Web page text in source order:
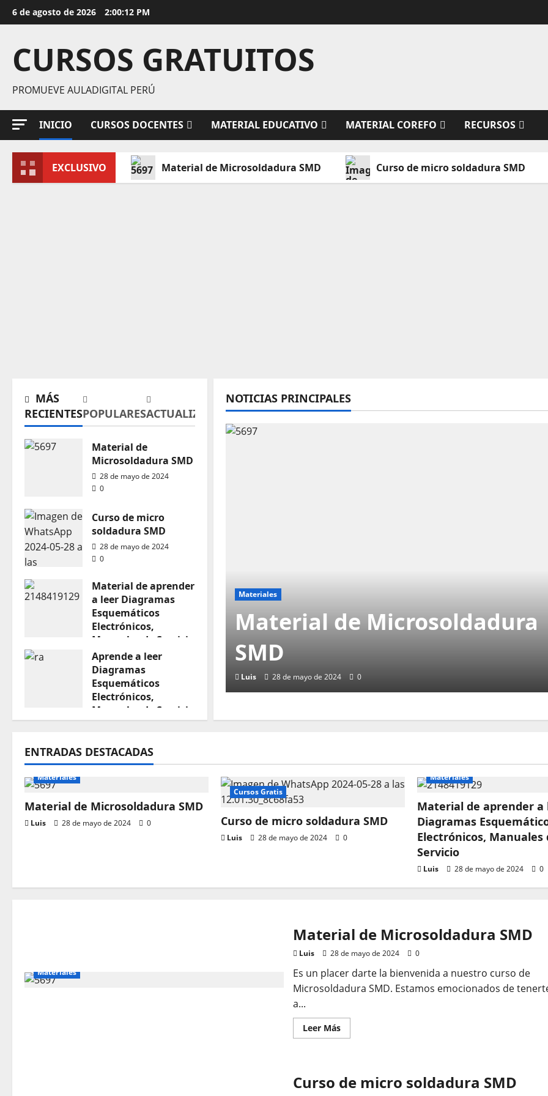
Saltar
al
6 de agosto de 2026 2:00:13 PM
CURSOS GRATUITOS
PROMUEVE AULADIGITAL PERÚ
INICIO CURSOS DOCENTES MATERIAL EDUCATIVO MATERIAL COREFO RECURSOS
EXCLUSIVO Material de Microsoldadura SMD Curso de micro soldadura SMD
MÁS
RECIENTESPOPULARESACTUALIZAR
Material de
Microsoldadura SMD
28 de mayo de 2024
0
Curso de micro
soldadura SMD
28 de mayo de 2024
0
Material de aprender
a leer Diagramas
Esquemáticos
Electrónicos,
Manuales de Servicio
28 de mayo de 2024
0
Aprende a leer
Diagramas
Esquemáticos
Electrónicos,
Manuales de Servicio
NOTICIAS PRINCIPALES
Materiales
Material de Microsoldadura
SMD
Luis 28 de mayo de 2024 0
Curso de micro soldadura
ENTRADAS DESTACADAS
Materiales
Material de Microsoldadura SMD
Luis 28 de mayo de 2024 0
Cursos Gratis
Curso de micro soldadura SMD
Luis 28 de mayo de 2024 0
Materiales
Material de aprender a
Diagramas
Electrónicos, Manuales
Servicio
Luis 28 de mayo de 2024 0
Materiales
Material de Microsoldadura SMD
Luis 28 de mayo de 2024 0
Es un placer darte la bienvenida a nuestro curso de
Microsoldadura SMD. Estamos emocionados de
a...
Leer MásLeer
más
Microsoldadura
SMD
Curso de micro soldadura SMD